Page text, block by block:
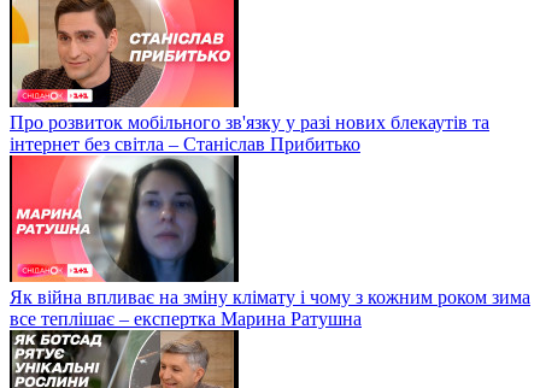
Про розвиток мобільного зв'язку у разі нових блекаутів та
інтернет без світла – Станіслав Прибитько
Як війна впливає на зміну клімату і чому з кожним роком зима
все теплішає – експертка Марина Ратушна